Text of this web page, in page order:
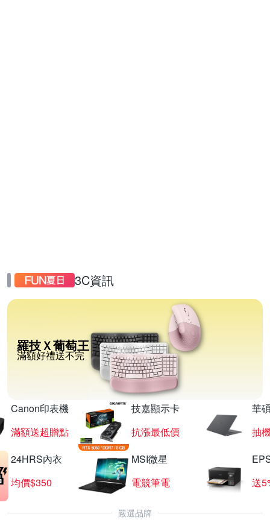
3C資訊
羅技Ｘ葡萄王
滿額好禮送不完
Canon印表機
滿額送超贈點
技嘉顯示卡
抗漲最低價
華
抽
24HRS內衣
均價$350
MSI微星
電競筆電
送
嚴選品牌